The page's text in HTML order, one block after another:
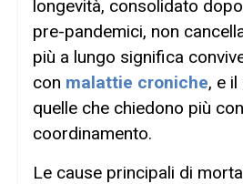
longevità, consolidato
pre-pandemici, non
più a lungo significa
con malattie croniche, e
quelle che chiedono più
coordinamento.
Le cause principali di